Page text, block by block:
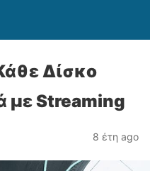
Δίσκο
με Streaming
8 έτη ago